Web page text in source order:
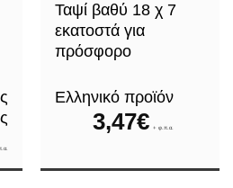
Ταψί βαθύ 18 χ 7
εκατοστά για
πρόσφορο
Ελληνικό προϊόν
3,47€ + φ.π.α.